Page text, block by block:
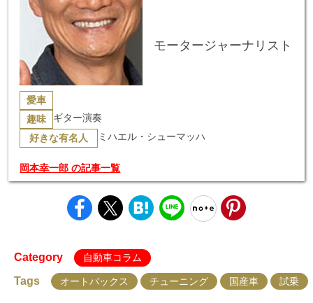
モータージャーナリスト
愛車
趣味
ギター演奏
好きな有名人 ミハエル・シューマッハ
岡本幸一郎 の記事一覧
Category 自動車コラム
Tags オートバックス チューニング 国産車 試乗